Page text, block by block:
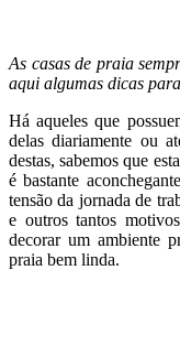
As casas de praia
aqui algumas dicas
Há aqueles que
delas diariamente ou
destas, sabemos que
é bastante
tensão da jornada de
e outros tantos
decorar um ambiente
praia bem linda.